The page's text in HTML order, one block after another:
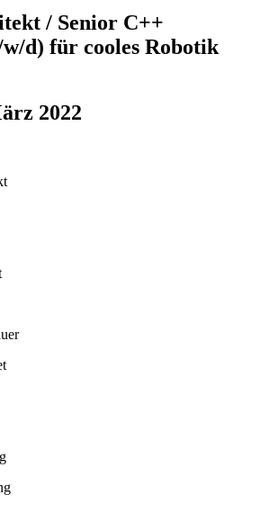
/ Senior C++
d) für cooles Robotik
2022